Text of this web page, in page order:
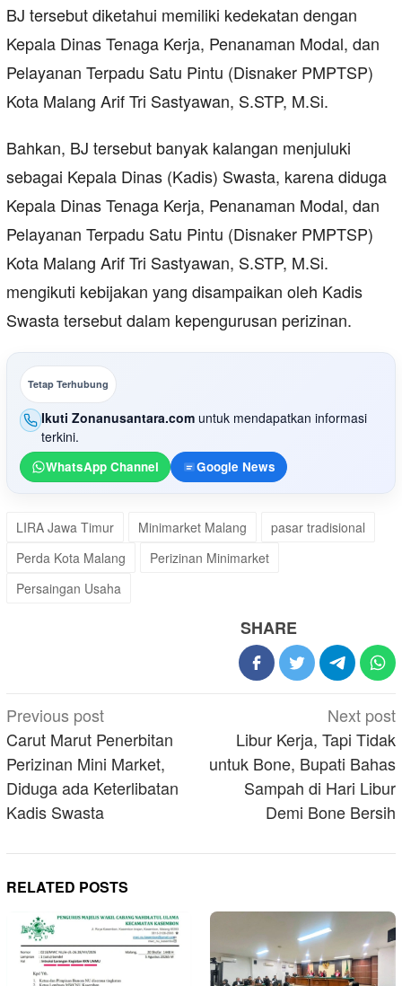
BJ tersebut diketahui memiliki kedekatan dengan
Kepala Dinas Tenaga Kerja, Penanaman Modal, dan
Pelayanan Terpadu Satu Pintu (Disnaker PMPTSP)
Kota Malang Arif Tri Sastyawan, S.STP, M.Si.
Bahkan, BJ tersebut banyak kalangan menjuluki
sebagai Kepala Dinas (Kadis) Swasta, karena diduga
Kepala Dinas Tenaga Kerja, Penanaman Modal, dan
Pelayanan Terpadu Satu Pintu (Disnaker PMPTSP)
Kota Malang Arif Tri Sastyawan, S.STP, M.Si.
mengikuti kebijakan yang disampaikan oleh Kadis
Swasta tersebut dalam kepengurusan perizinan.
Tetap Terhubung
Ikuti Zonanusantara.com untuk mendapatkan informasi
terkini.
WhatsApp Channel Google News
LIRA Jawa Timur Minimarket Malang
pasar tradisional
Perda Kota Malang
Perizinan Minimarket
Persaingan Usaha
SHARE
Post
navigation
Previous post
Carut Marut Penerbitan
Perizinan Mini Market,
Diduga ada Keterlibatan
Kadis Swasta
Next post
Libur Kerja, Tapi Tidak
untuk Bone, Bupati Bahas
Sampah di Hari Libur
Demi Bone Bersih
RELATED POSTS